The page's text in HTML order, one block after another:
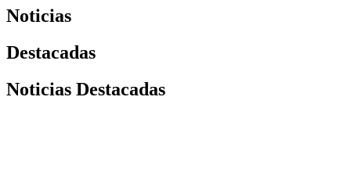
Noticias
Destacadas
Noticias Destacadas